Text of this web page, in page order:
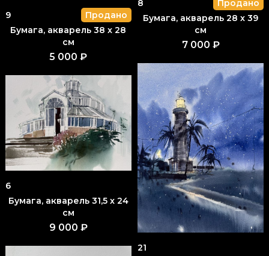
9
Продано
Бумага, акварель 38 x 28
см
5 000 ₽
6
Бумага, акварель 31,5 x 24
см
9 000 ₽
8
Продано
Бумага, акварель 28 x 39
см
7 000 ₽
21